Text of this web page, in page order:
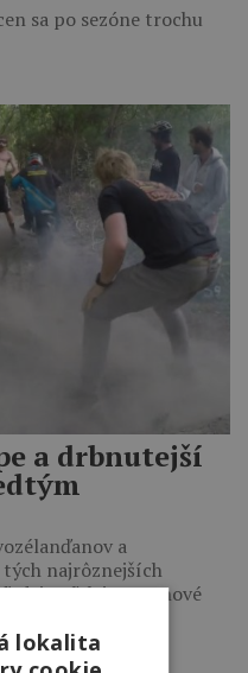
sa po sezóne trochu
a drbnutejší
a
tých najrôznejších
ďalej. Je tu nové
lokalita